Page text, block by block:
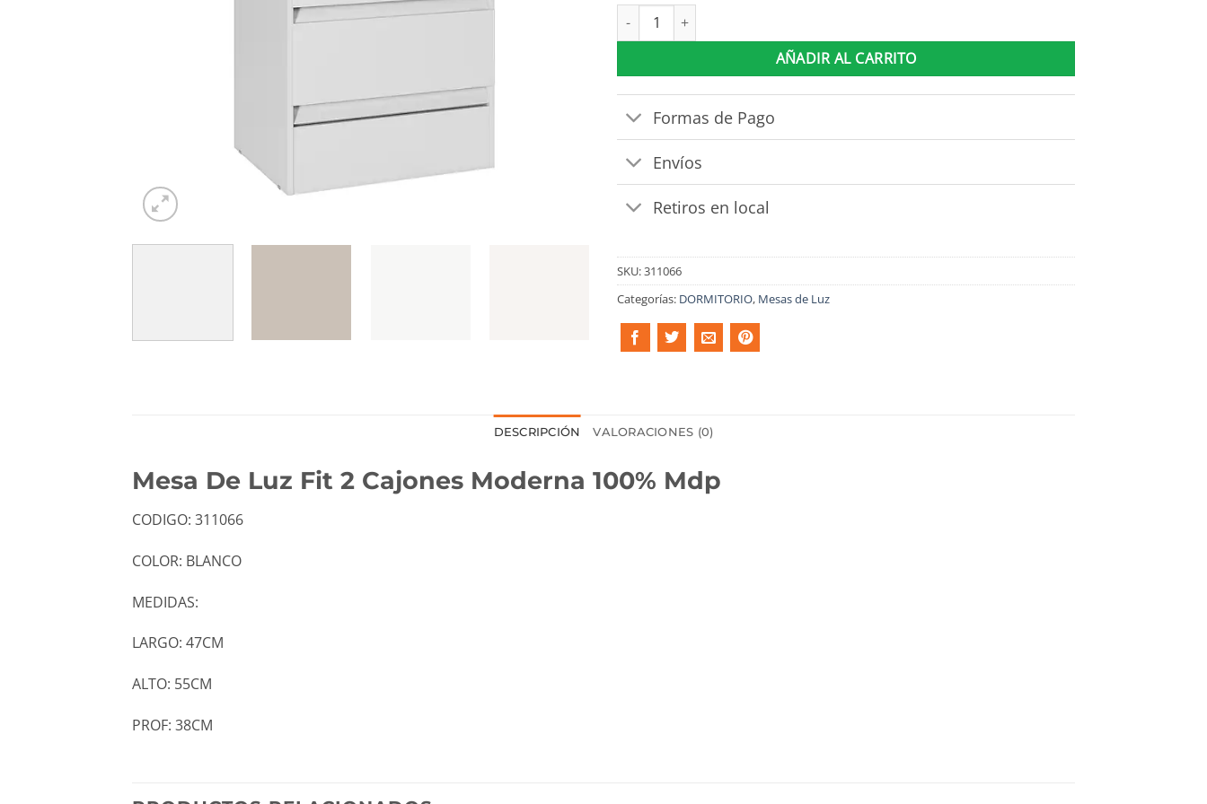
Mesa De Luz Fit 2 Cajones Moderna 100% Mdp cantidad
AÑADIR AL CARRITO
Formas de Pago
Envíos
Retiros en local
SKU:311066
Categorías: DORMITORIO, Mesas de Luz
DESCRIPCIÓN VALORACIONES (0)
Mesa De Luz Fit 2 Cajones Moderna 100% Mdp
CODIGO: 311066
COLOR: BLANCO
MEDIDAS:
LARGO: 47CM
ALTO: 55CM
PROF: 38CM